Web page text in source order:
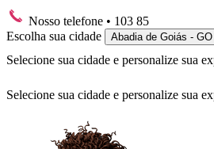
Nosso telefone • 103 85
Escolha sua cidade
Abadia de Goiás - GO
Selecione sua cidade e personalize sua
Selecione sua cidade e personalize sua